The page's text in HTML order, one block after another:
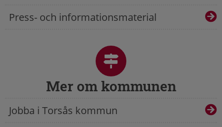
Press- och informationsmaterial
Mer om kommunen
Jobba i Torsås kommun